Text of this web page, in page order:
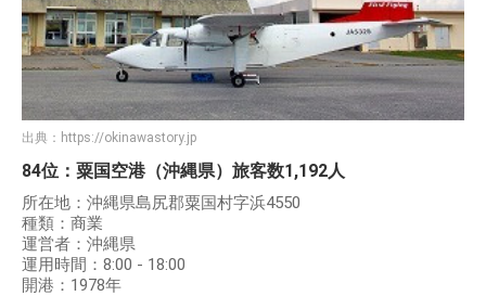
出典： https://okinawastory.jp
84位：粟国空港（沖縄県）旅客数1,192人
所在地：沖縄県島尻郡粟国村字浜4550
種類：商業
運営者：沖縄県
運用時間：8:00 - 18:00
開港：1978年